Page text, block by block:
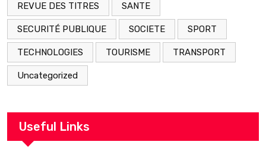
REVUE DES TITRES SANTE
SECURITÉ PUBLIQUE SOCIETE SPORT
TECHNOLOGIES TOURISME TRANSPORT
Uncategorized
Useful Links